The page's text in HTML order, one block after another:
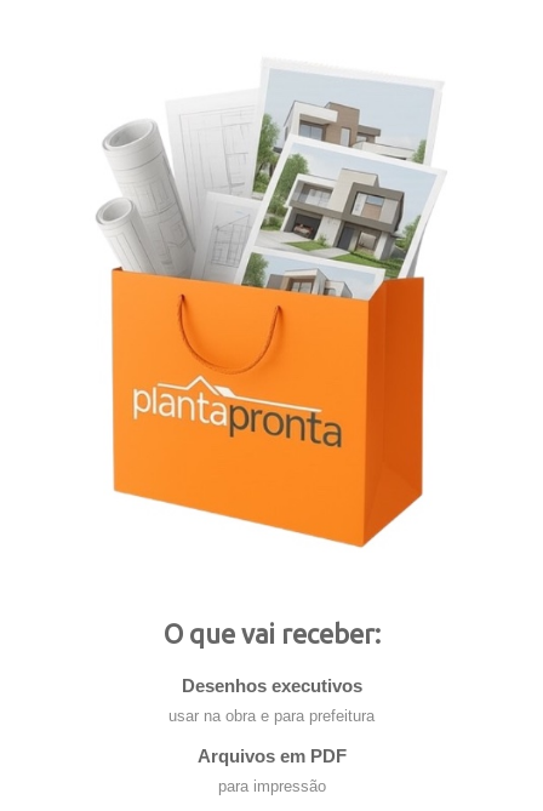
O que vai receber:
Desenhos executivos
usar na obra e para prefeitura
Arquivos em PDF
para impressão